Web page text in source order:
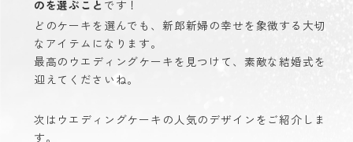
のを選ぶこと です！
どのケーキを選んでも、新郎新婦の幸せを象徴する大切
なアイテムになります。
最高のウエディングケーキを見つけて、素敵な結婚式を
迎えてくださいね。
次はウエディングケーキの人気のデザインをご紹介しま
す。